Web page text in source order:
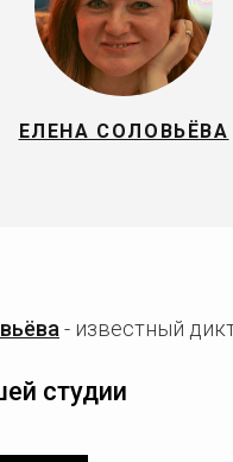
ЕЛЕНА СОЛОВЬЁВА
- известный
студии